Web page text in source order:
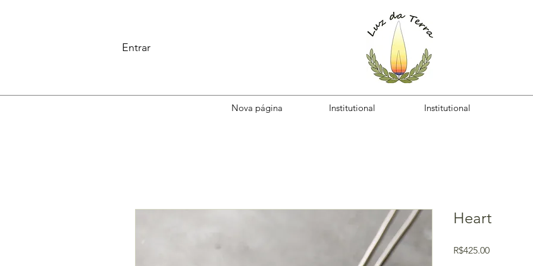
Entrar
Nova página Institutional Institutional
Heart
R$425.00Price